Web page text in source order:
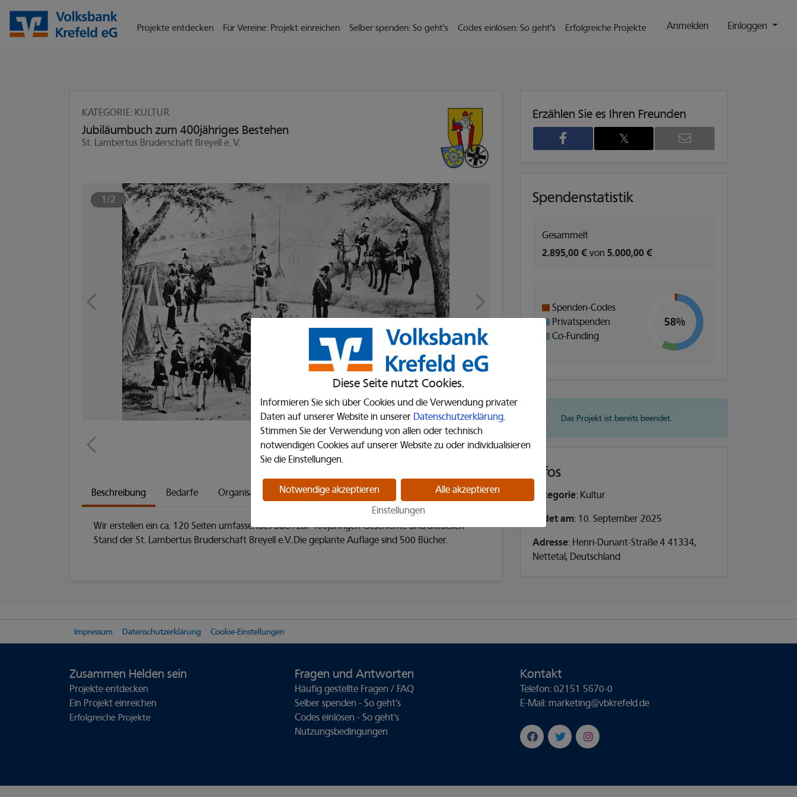
Seite
Diese Seite nutzt Cookies.
Informieren Sie sich über Cookies und die Verwendung privater
Daten auf unserer Website in unserer Datenschutzerklärung.
Stimmen Sie der Verwendung von allen oder technisch
notwendigen Cookies auf unserer Website zu oder individualisieren
Sie die Einstellungen.
Notwendige akzeptieren
Alle akzeptieren
Einstellungen
Klicken Sie, um die Navigation zu überspringen und zum Hauptteil zu gelangen
Projekte entdecken Für Vereine: Projekt einreichen Selber spenden: So geht’s Codes einlösen: So geht’s Erfolgreiche Projekte Anmelden Einloggen
KATEGORIE: KULTUR
Jubiläumbuch zum 400jähriges Bestehen
St. Lambertus Bruderschaft Breyell e. V.
1/2 2/2
Beschreibung Bedarfe Organisation
Wir erstellen ein ca. 120 Seiten umfassendes Buch zur 400jährigen Geschichte und aktuellen
Stand der St. Lambertus Bruderschaft Breyell e.V..Die geplante Auflage sind 500 Bücher.
Erzählen Sie es Ihren Freunden
𝕏
Spendenstatistik
Gesammelt
2.895,00 € von 5.000,00 €
Spenden-Codes
Privatspenden
Co-Funding
58%
Das Projekt ist bereits beendet.
Infos
Kategorie: Kultur
Endet am: 10. September 2025
Adresse: Henri-Dunant-Straße 4 41334,
Nettetal, Deutschland
Impressum Datenschutzerklärung Cookie-Einstellungen
Zusammen Helden sein
Projekte entdecken
Ein Projekt einreichen
Erfolgreiche Projekte
Fragen und Antworten
Häufig gestellte Fragen / FAQ
Selber spenden - So geht's
Codes einlösen - So geht's
Nutzungsbedingungen
Kontakt
Telefon: 02151 5670-0
E-Mail: marketing@vbkrefeld.de